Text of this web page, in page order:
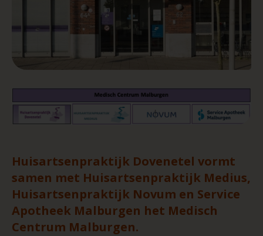
Huisartsenpraktijk Dovenetel vormt
samen met Huisartsenpraktijk Medius,
Huisartsenpraktijk Novum en Service
Apotheek Malburgen het Medisch
Centrum Malburgen.